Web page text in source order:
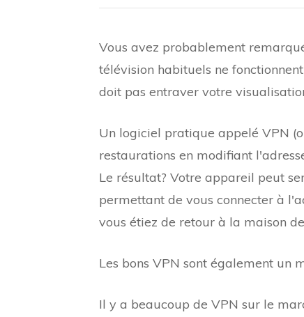
Vous avez probablement
télévision habituels ne
doit pas entraver votre
Un logiciel pratique appelé VPN
restaurations en modifiant
Le résultat? Votre appareil peut
permettant de vous connecter à
vous étiez de retour à la maison
Les bons VPN sont également un
Il y a beaucoup de VPN sur le